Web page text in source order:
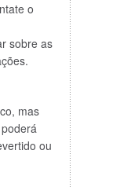
o
sobre as
mas
ou